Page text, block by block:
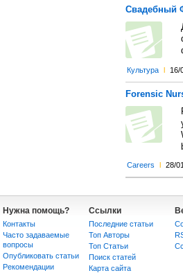
Свадебный
Культура l 16/
Forensic
Careers l 28/
Нужна помощь?
Контакты
Часто задаваемые
вопросы
Опубликовать статьи
Рекомендации
Ссылки
Последние статьи
Топ Авторы
Топ Статьи
Поиск статей
Карта сайта